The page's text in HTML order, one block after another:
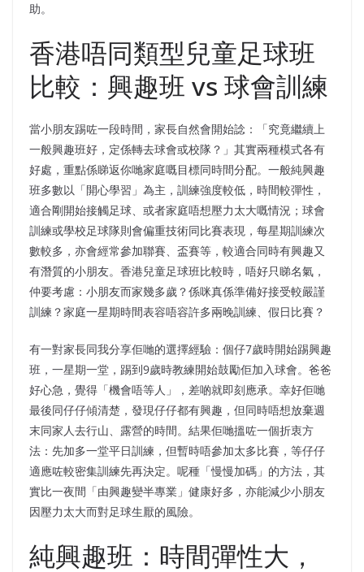
助。
香港唔同類型兒童足球班
比較：興趣班 vs 球會訓練
當小朋友踢咗一段時間，家長自然會開始諗：「究竟繼續上
一般興趣班好，定係轉去球會或校隊？」其實兩種模式各有
好處，重點係睇返你哋家庭嘅目標同時間分配。一般純興趣
班多數以「開心學習」為主，訓練強度較低，時間較彈性，
適合剛開始接觸足球、或者家庭唔想壓力太大嘅情況；球會
訓練或學校足球隊則會偏重技術同比賽表現，每星期訓練次
數較多，亦會經常參加聯賽、盃賽等，較適合同時有興趣又
有潛質的小朋友。香港兒童足球班比較時，唔好只睇名氣，
仲要考慮：小朋友而家幾多歲？係咪真係準備好接受較嚴謹
訓練？家庭一星期時間表容唔容許多兩晚訓練、假日比賽？
有一對家長同我分享佢哋的選擇經驗：個仔7歲時開始踢興趣
班，一星期一堂，踢到9歲時教練開始鼓勵佢加入球會。爸爸
好心急，覺得「機會唔等人」，差啲就即刻應承。幸好佢哋
最後同仔仔傾清楚，發現仔仔都有興趣，但同時唔想放棄週
末同家人去行山、露營的時間。結果佢哋搵咗一個折衷方
法：先加多一堂平日訓練，但暫時唔參加太多比賽，等仔仔
適應咗較密集訓練先再決定。呢種「慢慢加碼」的方法，其
實比一夜間「由興趣變半專業」健康好多，亦能減少小朋友
因壓力太大而對足球生厭的風險。
純興趣班：時間彈性大，